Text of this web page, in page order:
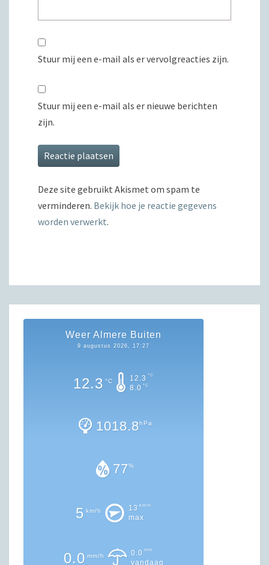
Stuur mij een e-mail als er vervolgreacties zijn.
Stuur mij een e-mail als er nieuwe berichten
zijn.
Deze site gebruikt Akismet om spam te
verminderen. Bekijk hoe je reactie gegevens
worden verwerkt.
Weer Almere Buiten
9 augustus 2026, 17:27
12.3 °C 12.3 °C
8.0 °C
1018.8hPa
77%
5 km/h 13 km/h
max
0.0 mm/h 0.0 mm
vandaag